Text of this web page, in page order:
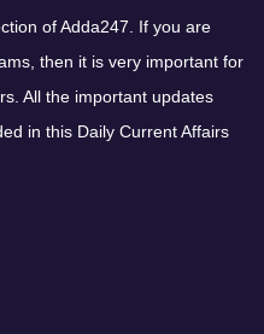
of Adda247. If you are
then it is very important for
All the important updates
in this Daily Current Affairs